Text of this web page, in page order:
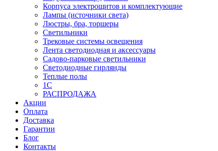
Корпуса электрощитов и комплектующие
Лампы (источники света)
Люстры, бра, торшеры
Светильники
Трековые системы освещения
Лента светодиодная и аксессуары
Садово-парковые светильники
Светодиодные гирлянды
Теплые полы
1С
РАСПРОДАЖА
Акции
Оплата
Доставка
Гарантии
Блог
Контакты